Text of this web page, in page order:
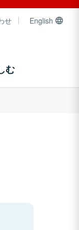
せ English
む